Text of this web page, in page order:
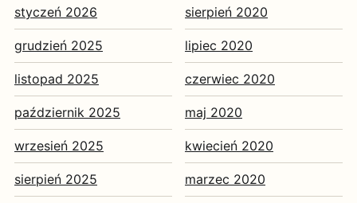
styczeń 2026
grudzień 2025
listopad 2025
październik 2025
wrzesień 2025
sierpień 2025
sierpień 2020
lipiec 2020
czerwiec 2020
maj 2020
kwiecień 2020
marzec 2020